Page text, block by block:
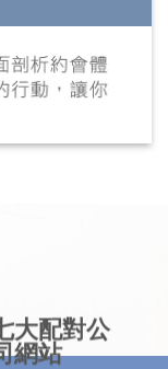
大配對公
網站